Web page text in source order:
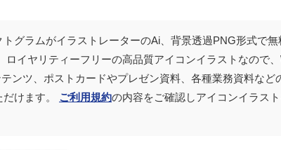
トグラムがイラストレーターのAi、背景透過PNG形式で無
ロイヤリティーフリーの高品質アイコンイラストなので
ンツ、ポストカードやプレゼン資料、各種業務資料など
けます。 ご利用規約の内容をご確認しアイコンイラス